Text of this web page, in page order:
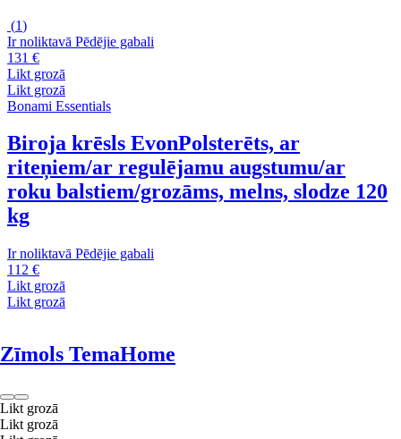
(1)
Ir noliktavā Pēdējie gabali
131 €
Likt grozā
Likt grozā
Bonami Essentials
Biroja krēsls EvonPolsterēts, ar
riteņiem/ar regulējamu augstumu/ar
roku balstiem/grozāms, melns, slodze 120
kg
Ir noliktavā Pēdējie gabali
112 €
Likt grozā
Likt grozā
Zīmols TemaHome
Likt grozā
Likt grozā